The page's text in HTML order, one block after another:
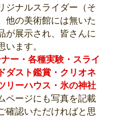
ジナルスライダー（そ
他の美術館には無いた
が展示され、皆さんに
ます。
ー・各種実験・スライ
ダスト鑑賞・クリオネ
リーハウス・氷の神社
ページにも写真を記載
確認いただければと思